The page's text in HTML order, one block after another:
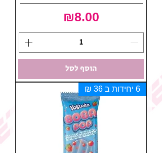
מחיר
₪8.00
הוסף לסל
6 יחידות ב 36 ₪